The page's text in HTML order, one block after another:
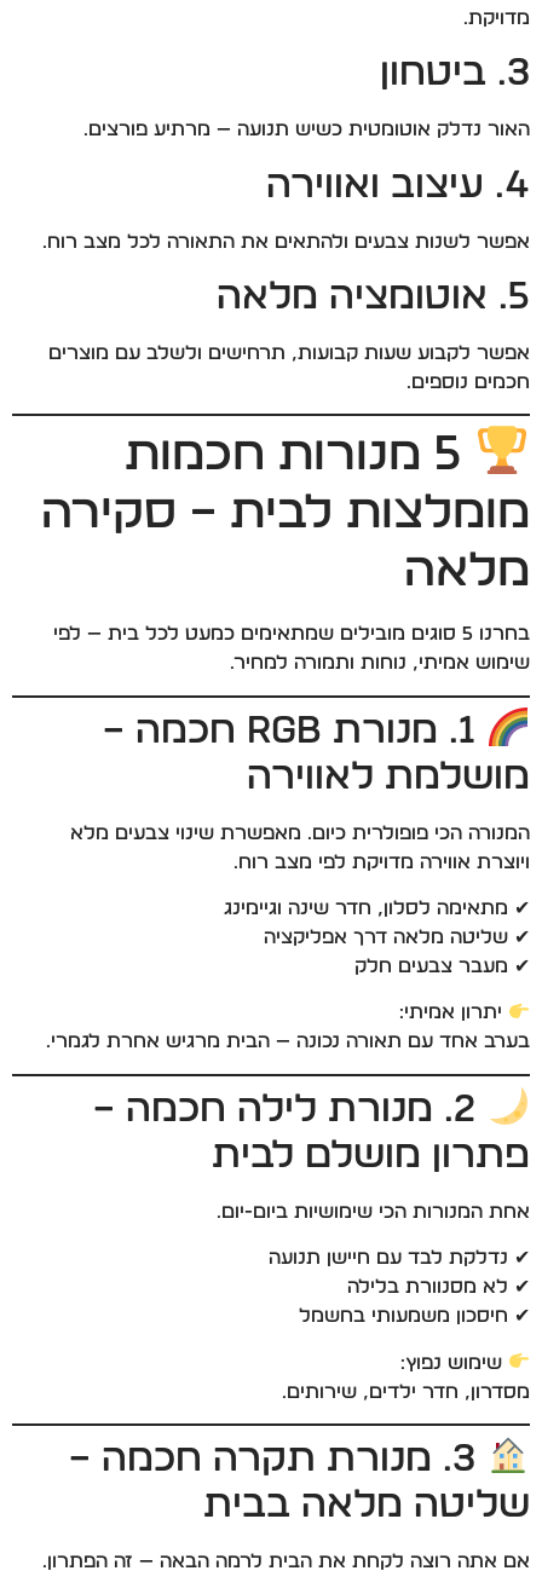
מדויקת.
3. ביטחון
האור נדלק אוטומטית כשיש תנועה — מרתיע פורצים.
4. עיצוב ואווירה
אפשר לשנות צבעים ולהתאים את התאורה לכל מצב רוח.
5. אוטומציה מלאה
אפשר לקבוע שעות קבועות, תרחישים ולשלב עם מוצרים
חכמים נוספים.
5 מנורות חכמות
מומלצות לבית – סקירה
מלאה
בחרנו 5 סוגים מובילים שמתאימים כמעט לכל בית — לפי
שימוש אמיתי, נוחות ותמורה למחיר.
1. מנורת RGB חכמה –
מושלמת לאווירה
המנורה הכי פופולרית כיום. מאפשרת שינוי צבעים מלא
ויוצרת אווירה מדויקת לפי מצב רוח.
✔ מתאימה לסלון, חדר שינה וגיימינג
✔ שליטה מלאה דרך אפליקציה
✔ מעבר צבעים חלק
יתרון אמיתי:
בערב אחד עם תאורה נכונה — הבית מרגיש אחרת לגמרי.
2. מנורת לילה חכמה –
פתרון מושלם לבית
אחת המנורות הכי שימושיות ביום-יום.
✔ נדלקת לבד עם חיישן תנועה
✔ לא מסנוורת בלילה
✔ חיסכון משמעותי בחשמל
שימוש נפוץ:
מסדרון, חדר ילדים, שירותים.
3. מנורת תקרה חכמה –
שליטה מלאה בבית
אם אתה רוצה לקחת את הבית לרמה הבאה — זה הפתרון.